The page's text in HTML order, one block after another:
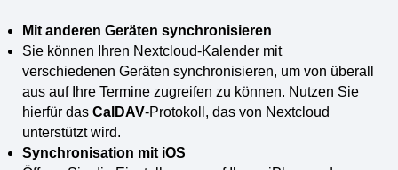
Mit anderen Geräten synchronisieren
Sie können Ihren Nextcloud-Kalender mit
verschiedenen Geräten synchronisieren, um von überall
aus auf Ihre Termine zugreifen zu können. Nutzen Sie
hierfür das CalDAV-Protokoll, das von Nextcloud
unterstützt wird.
Synchronisation mit iOS